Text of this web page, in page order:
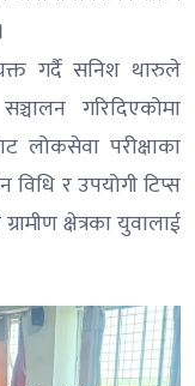
व्यक्त गर्दै सनिश थारुले
गरिदिएकोमा
लोकसेवा परीक्षाका
र उपयोगी टिप्स
क्षेत्रका युवालाई